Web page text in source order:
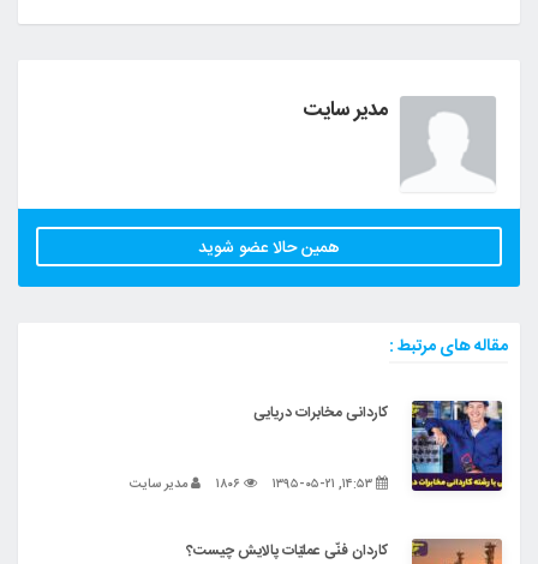
مدیر سایت
همین حالا عضو شوید
مقاله های مرتبط :
کاردانی مخابرات دریایی
مدیر سایت
کاردان فنّی عملیّات پالایش چیست؟